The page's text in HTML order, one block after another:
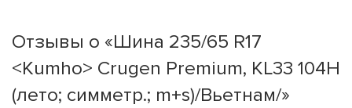
Отзывы о «Шина 235/65 R17
<Kumho> Crugen Premium, KL33 104H
(лето; симметр.; m+s)/Вьетнам/»